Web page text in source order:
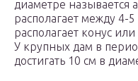
диаметре называется
располагает между 4-
располагает конус
У крупных дам в
достигать 10 см в